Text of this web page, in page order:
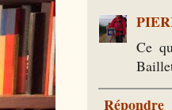
Ce
Répondre